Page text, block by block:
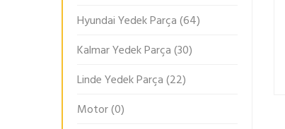
Hyundai Yedek Parça(64)
Kalmar Yedek Parça(30)
Linde Yedek Parça(22)
Motor(0)